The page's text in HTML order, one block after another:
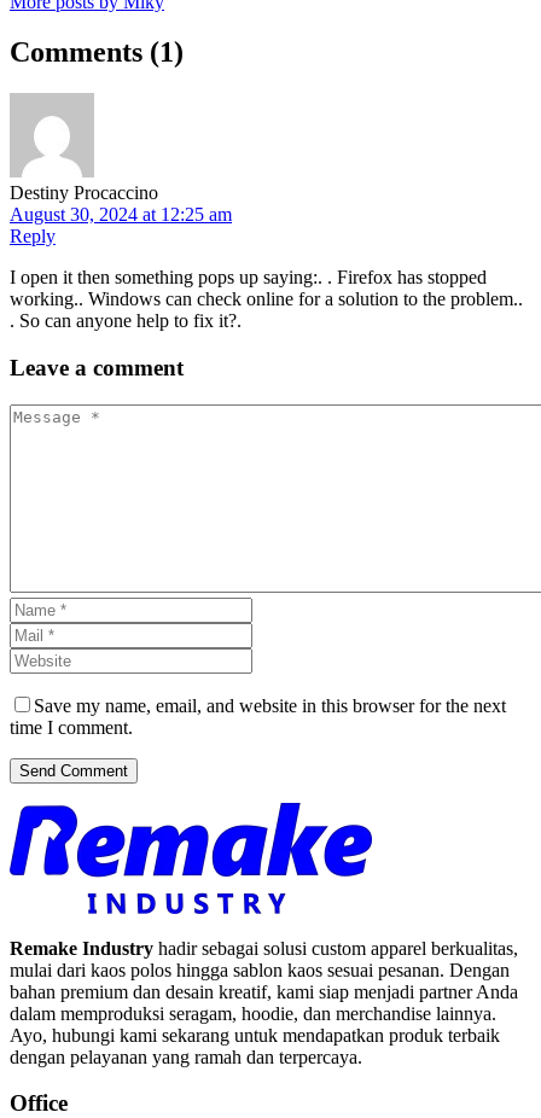
Comments (1)
Destiny Procaccino
August 30, 2024 at 12:25 am
Reply
I open it then something pops up saying:. . Firefox has stopped
working.. Windows can check online for a solution to the problem..
. So can anyone help to fix it?.
Leave a comment
Save my name, email, and website in this browser for the next
time I comment.
Send Comment
Remake Industry hadir sebagai solusi custom apparel berkualitas,
mulai dari kaos polos hingga sablon kaos sesuai pesanan. Dengan
bahan premium dan desain kreatif, kami siap menjadi partner Anda
dalam memproduksi seragam, hoodie, dan merchandise lainnya.
Ayo, hubungi kami sekarang untuk mendapatkan produk terbaik
dengan pelayanan yang ramah dan terpercaya.
Office